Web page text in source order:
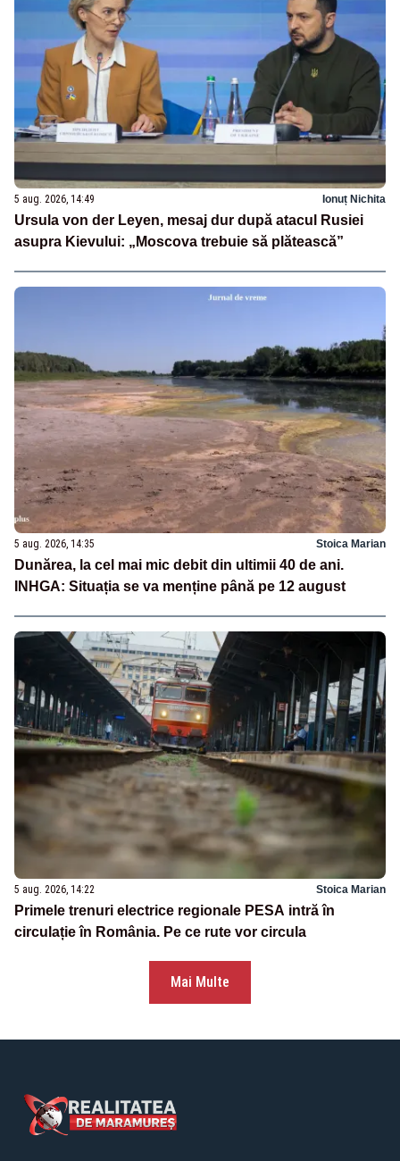
5 aug. 2026, 14:49 Ionuț Nichita
Ursula von der Leyen, mesaj dur după atacul Rusiei
asupra Kievului: „Moscova trebuie să plătească”
5 aug. 2026, 14:35 Stoica Marian
Dunărea, la cel mai mic debit din ultimii 40 de ani.
INHGA: Situația se va menține până pe 12 august
5 aug. 2026, 14:22 Stoica Marian
Primele trenuri electrice regionale PESA intră în
circulație în România. Pe ce rute vor circula
Mai Multe